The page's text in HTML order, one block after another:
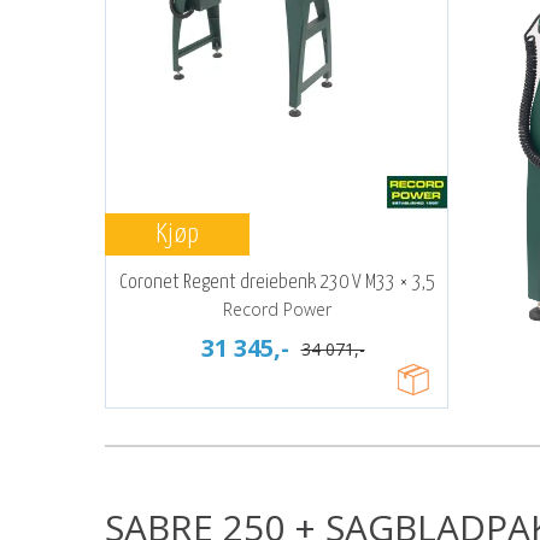
Kjøp
Coronet Regent dreiebenk 230 V M33 × 3,5
Record Power
31 345,- 34 071,-
SABRE 250 +